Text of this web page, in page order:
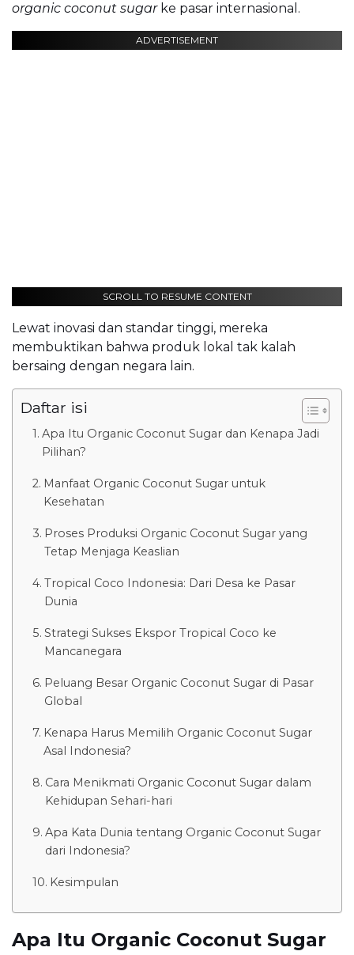
organic coconut sugarke pasar internasional.
ADVERTISEMENT
SCROLL TO RESUME CONTENT
Lewat inovasi dan standar tinggi, mereka
membuktikan bahwa produk lokal tak kalah
bersaing dengan negara lain.
Daftar isi
Apa Itu Organic Coconut Sugar dan Kenapa Jadi
Pilihan?
Manfaat Organic Coconut Sugar untuk
Kesehatan
Proses Produksi Organic Coconut Sugar yang
Tetap Menjaga Keaslian
Tropical Coco Indonesia: Dari Desa ke Pasar
Dunia
Strategi Sukses Ekspor Tropical Coco ke
Mancanegara
Peluang Besar Organic Coconut Sugar di Pasar
Global
Kenapa Harus Memilih Organic Coconut Sugar
Asal Indonesia?
Cara Menikmati Organic Coconut Sugar dalam
Kehidupan Sehari-hari
Apa Kata Dunia tentang Organic Coconut Sugar
dari Indonesia?
Kesimpulan
Apa Itu Organic Coconut Sugar